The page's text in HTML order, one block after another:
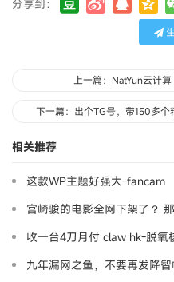
分享到：
上一篇：NatYun云计
下一篇：出个TG号，带150多
相关推荐
这款WP主题好强大-fancam
宫崎骏的电影全网下架了？
收一台4刀月付 claw hk-脱氧
九年漏网之鱼，不要再发降